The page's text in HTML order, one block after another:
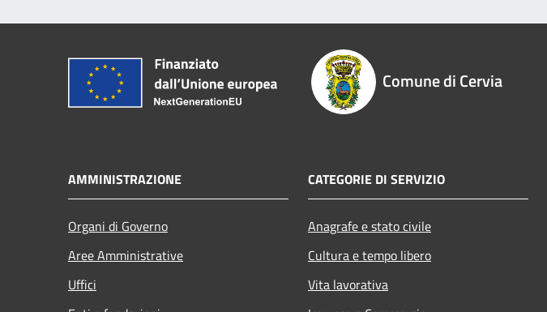
Comune di Cervia
AMMINISTRAZIONE
Organi di Governo
Aree Amministrative
Uffici
CATEGORIE DI SERVIZIO
Anagrafe e stato civile
Cultura e tempo libero
Vita lavorativa